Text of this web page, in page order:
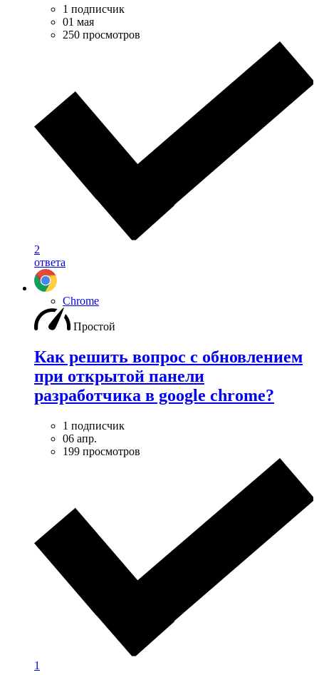
1 подписчик
01 мая
250 просмотров
2
ответа
Chrome
Простой
Как решить вопрос с обновлением
при открытой панели
разработчика в google chrome?
1 подписчик
06 апр.
199 просмотров
1